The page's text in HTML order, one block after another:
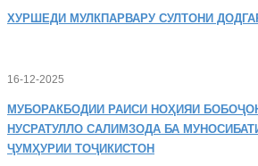
ХУРШЕДИ МУЛКПАРВАРУ СУЛТОНИ
16-12-2025
МУБОРАКБОДИИ РАИСИ НОҲИЯИ
НУСРАТУЛЛО САЛИМЗОДА БА
ҶУМҲУРИИ ТОҶИКИСТОН